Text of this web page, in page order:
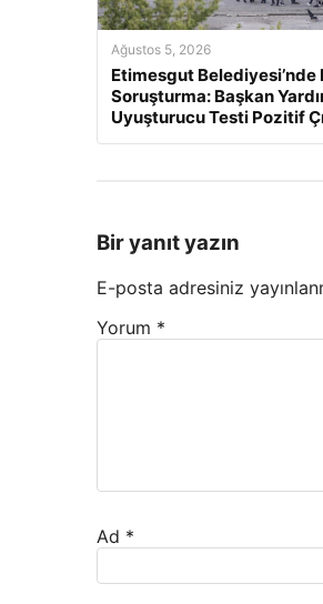
Ağustos 5, 2026
Etimesgut Belediyesi’nde
Soruşturma: Başkan
Uyuşturucu Testi Pozitif
Bir yanıt yazın
E-posta adresiniz
Yorum *
Ad *